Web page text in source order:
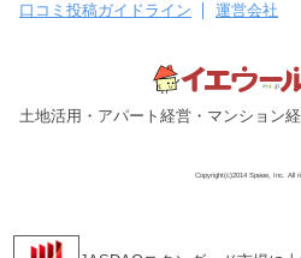
土地活用・アパート経営・マンション
口コミ投稿ガイドライン
運営会社
Copyright(c)2014 Speee, Inc. All